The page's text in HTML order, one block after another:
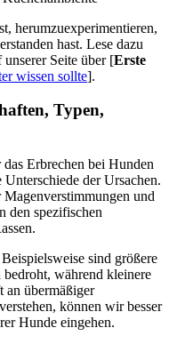
herumzuexperimentieren,
hast. Lese dazu
Seite über [Erste
wissen sollte].
Typen,
Erbrechen bei Hunden
der Ursachen.
und
den spezifischen
sind größere
während kleinere
an übermäßiger
können wir besser
Hunde eingehen.